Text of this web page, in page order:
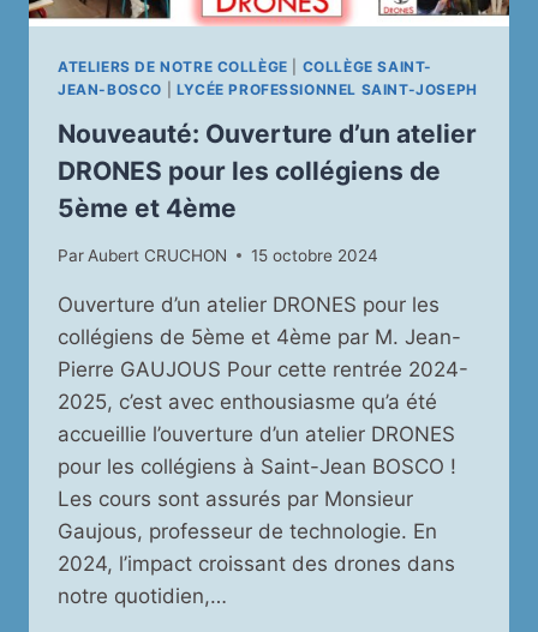
ATELIERS DE NOTRE COLLÈGE
COLLÈGE SAINT-
JEAN-BOSCO
LYCÉE PROFESSIONNEL SAINT-JOSEPH
Nouveauté: Ouverture d’un atelier
DRONES pour les collégiens de
5ème et 4ème
Par Aubert CRUCHON 15 octobre 2024
Ouverture d’un atelier DRONES pour les
collégiens de 5ème et 4ème par M. Jean-
Pierre GAUJOUS Pour cette rentrée 2024-
2025, c’est avec enthousiasme qu’a été
accueillie l’ouverture d’un atelier DRONES
pour les collégiens à Saint-Jean BOSCO !
Les cours sont assurés par Monsieur
Gaujous, professeur de technologie. En
2024, l’impact croissant des drones dans
notre quotidien,…